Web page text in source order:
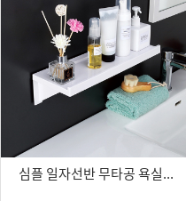
심플 일자선반 무타공 욕실선반 화장실 거치대 흡착식